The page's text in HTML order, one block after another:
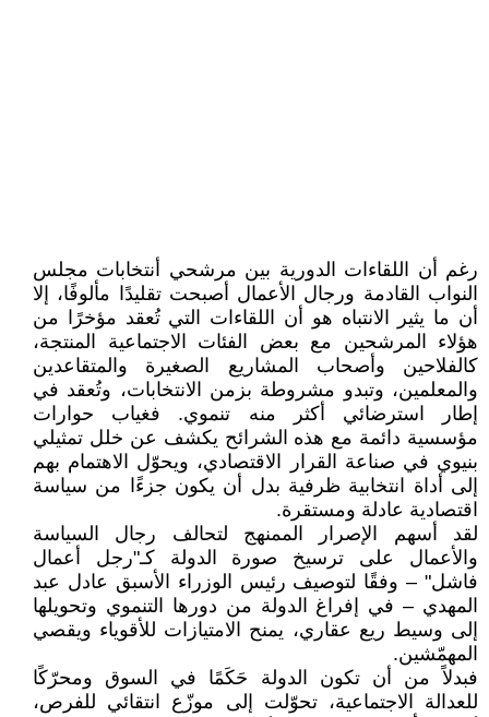
رغم أن اللقاءات الدورية بين مرشحي أنتخابات مجلس
النواب القادمة ورجال الأعمال أصبحت تقليدًا مألوفًا، إلا
أن ما يثير الانتباه هو أن اللقاءات التي تُعقد مؤخرًا من
هؤلاء المرشحين مع بعض الفئات الاجتماعية المنتجة،
كالفلاحين وأصحاب المشاريع الصغيرة والمتقاعدين
والمعلمين، وتبدو مشروطة بزمن الانتخابات، وتُعقد في
إطار استرضائي أكثر منه تنموي. فغياب حوارات
مؤسسية دائمة مع هذه الشرائح يكشف عن خلل تمثيلي
بنيوي في صناعة القرار الاقتصادي، ويحوّل الاهتمام بهم
إلى أداة انتخابية ظرفية بدل أن يكون جزءًا من سياسة
اقتصادية عادلة ومستقرة.
لقد أسهم الإصرار الممنهج لتحالف رجال السياسة
والأعمال على ترسيخ صورة الدولة كـ"رجل أعمال
فاشل" – وفقًا لتوصيف رئيس الوزراء الأسبق عادل عبد
المهدي – في إفراغ الدولة من دورها التنموي وتحويلها
إلى وسيط ريع عقاري، يمنح الامتيازات للأقوياء ويقصي
المهمّشين.
فبدلاً من أن تكون الدولة حَكَمًا في السوق ومحرّكًا
للعدالة الاجتماعية، تحوّلت إلى موزّع انتقائي للفرص،